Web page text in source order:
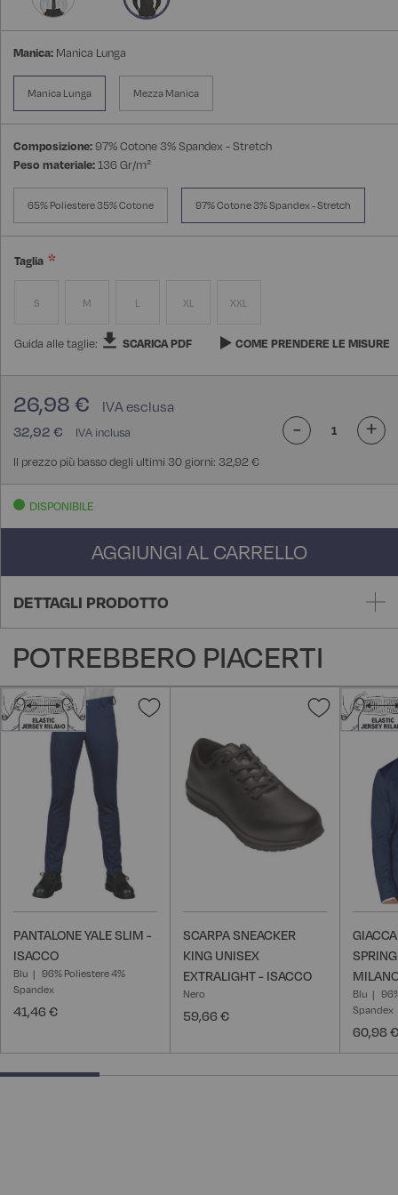
Manica: Manica Lunga
Manica Lunga Mezza Manica
Composizione:97% Cotone 3% Spandex - Stretch
Peso materiale:136 Gr/m²
65% Poliestere 35% Cotone 97% Cotone 3% Spandex - Stretch
Taglia
S M L XL XXL
Guida alle taglie: SCARICA PDF COME PRENDERE LE MISURE
32,92 €
26,98 €
Il prezzo più basso degli ultimi 30 giorni: 32,92 €
- +
DISPONIBILE
AGGIUNGI AL CARRELLO
DETTAGLI PRODOTTO
POTREBBERO PIACERTI
Aggiungi
lista
desideri
PANTALONE YALE SLIM -
ISACCO
Blu
96% Poliestere 4%
Spandex
41,46 €
Aggiungi
alla
desideri
SCARPA SNEACKER
KING UNISEX
EXTRALIGHT - ISACCO
Nero
59,66 €
Blu
Spandex
60,98 €
25% completed